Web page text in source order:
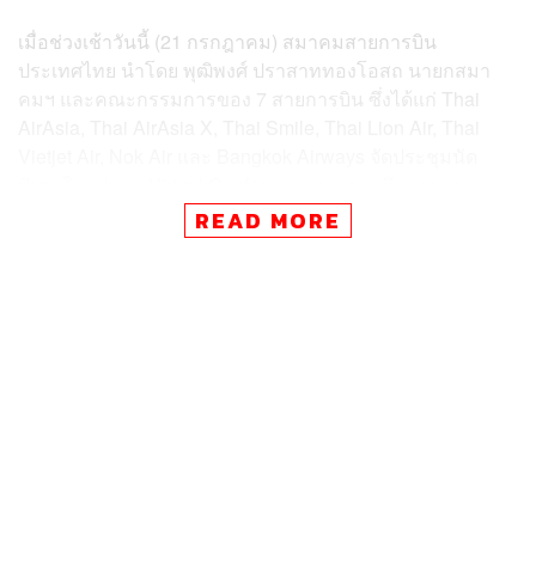
เมื่อช่วงเช้าวันนี้ (21 กรกฎาคม) สมาคมสายการบิน
ประเทศไทย นำโดย พุฒิพงศ์ ปราสาททองโอสถ นายกสมา
คมฯ และคณะกรรมการของ 7 สายการบิน ซึ่งได้แก่ Thai
ความช่วยเหลือ Soft Loan ที่เคยร้องขอกับภาครัฐ หลังใช้
เวลายื่นไปแล้วนานถึง 478 วัน โดยทางสมาคมได้ชี้แจงไทม์
READ MORE